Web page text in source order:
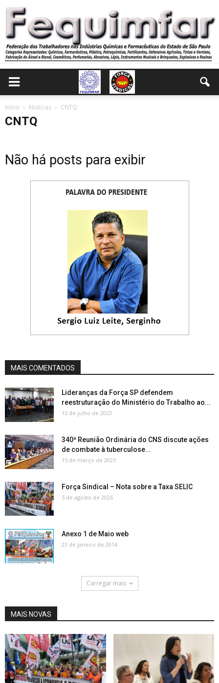
Início Notícias CNTQ
CNTQ
Não há posts para exibir
MAIS COMENTADOS
Lideranças da Força SP defendem
reestruturação do Ministério do Trabalho ao...
13 de julho de 2023
340ª Reunião Ordinária do CNS discute ações
de combate à tuberculose...
15 de março de 2023
Força Sindical – Nota sobre a Taxa SELIC
5 de agosto de 2026
Anexo 1 de Maio web
23 de janeiro de 2014
Carregar mais
MAIS NOVAS